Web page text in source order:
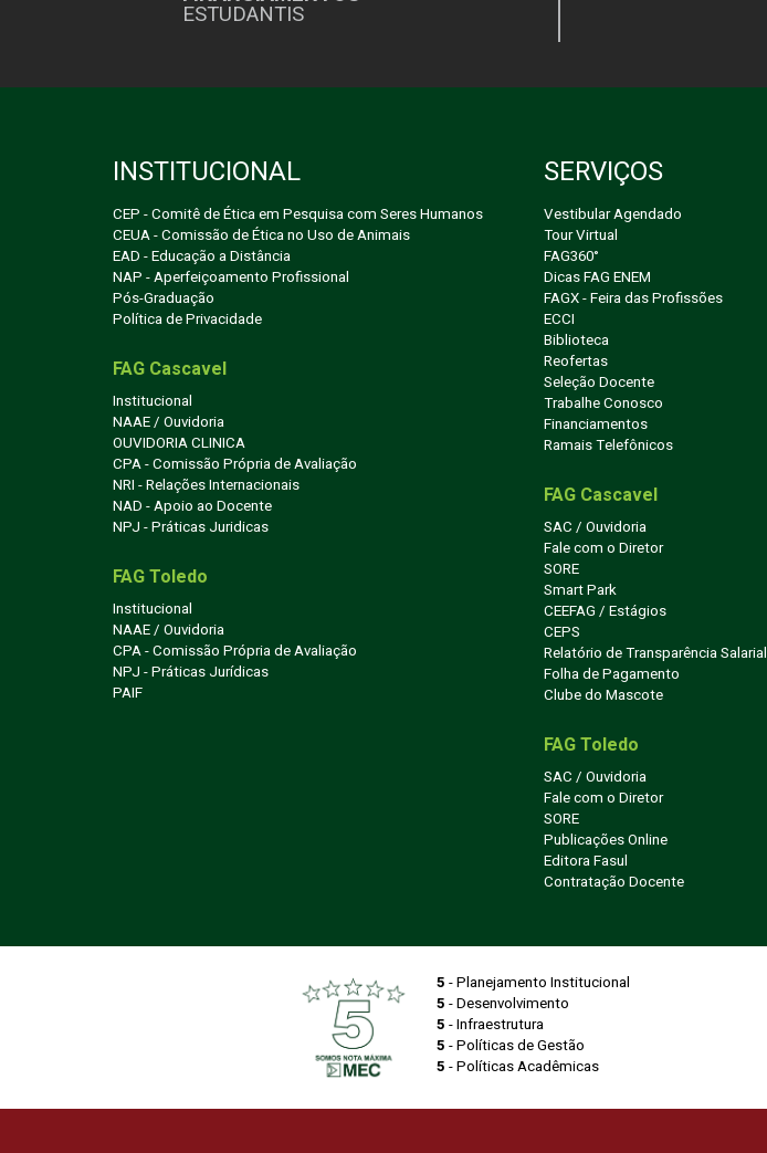
ESTUDANTIS
INSTITUCIONAL
CEP - Comitê de Ética em Pesquisa com Seres Humanos
CEUA - Comissão de Ética no Uso de Animais
EAD - Educação a Distância
NAP - Aperfeiçoamento Profissional
Pós-Graduação
Política de Privacidade
FAG Cascavel
Institucional
NAAE / Ouvidoria
OUVIDORIA CLINICA
CPA - Comissão Própria de Avaliação
NRI - Relações Internacionais
NAD - Apoio ao Docente
NPJ - Práticas Juridicas
FAG Toledo
Institucional
NAAE / Ouvidoria
CPA - Comissão Própria de Avaliação
NPJ - Práticas Jurídicas
PAIF
SERVIÇOS
Vestibular Agendado
Tour Virtual
FAG360°
Dicas FAG ENEM
FAGX - Feira das Profissões
ECCI
Biblioteca
Reofertas
Seleção Docente
Trabalhe Conosco
Financiamentos
Ramais Telefônicos
FAG Cascavel
SAC / Ouvidoria
Fale com o Diretor
SORE
Smart Park
CEEFAG / Estágios
CEPS
Relatório de Transparência Salarial
Folha de Pagamento
Clube do Mascote
FAG Toledo
SAC / Ouvidoria
Fale com o Diretor
SORE
Publicações Online
Editora Fasul
Contratação Docente
5 - Planejamento Institucional
5 - Desenvolvimento
5 - Infraestrutura
5 - Políticas de Gestão
5 - Políticas Acadêmicas